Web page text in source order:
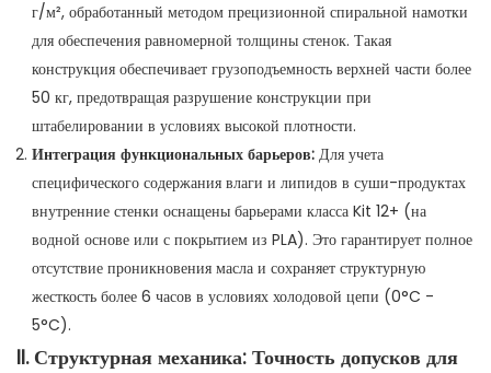
г/м², обработанный методом прецизионной спиральной намотки
для обеспечения равномерной толщины стенок. Такая
конструкция обеспечивает грузоподъемность верхней части более
50 кг, предотвращая разрушение конструкции при
штабелировании в условиях высокой плотности.
Интеграция функциональных барьеров: Для учета
специфического содержания влаги и липидов в суши-продуктах
внутренние стенки оснащены барьерами класса Kit 12+ (на
водной основе или с покрытием из PLA). Это гарантирует полное
отсутствие проникновения масла и сохраняет структурную
жесткость более 6 часов в условиях холодовой цепи (0°C -
5°C).
II. Структурная механика: Точность допусков для